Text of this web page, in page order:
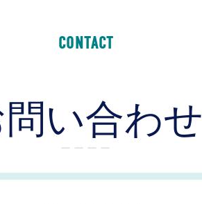
CONTACT
い合わせ
ー ー ー ー